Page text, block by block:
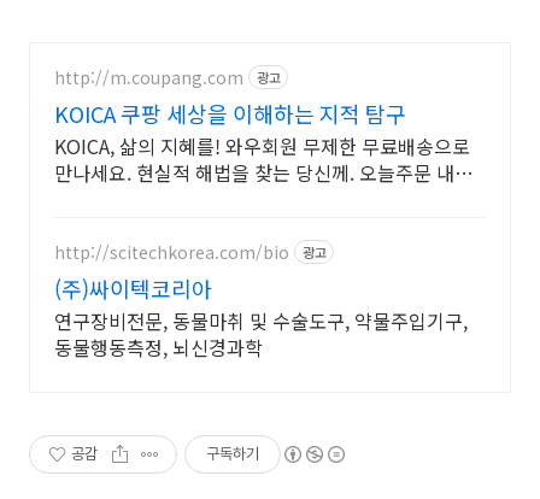
http://m.coupang.com 광고
KOICA 쿠팡 세상을 이해하는 지적 탐구
KOICA, 삶의 지혜를! 와우회원 무제한 무료배송으로
만나세요. 현실적 해법을 찾는 당신께. 오늘주문 내일
http://scitechkorea.com/bio 광고
(주)싸이텍코리아
연구장비전문, 동물마취 및 수술도구, 약물주입기구,
동물행동측정, 뇌신경과학
공감 구독하기